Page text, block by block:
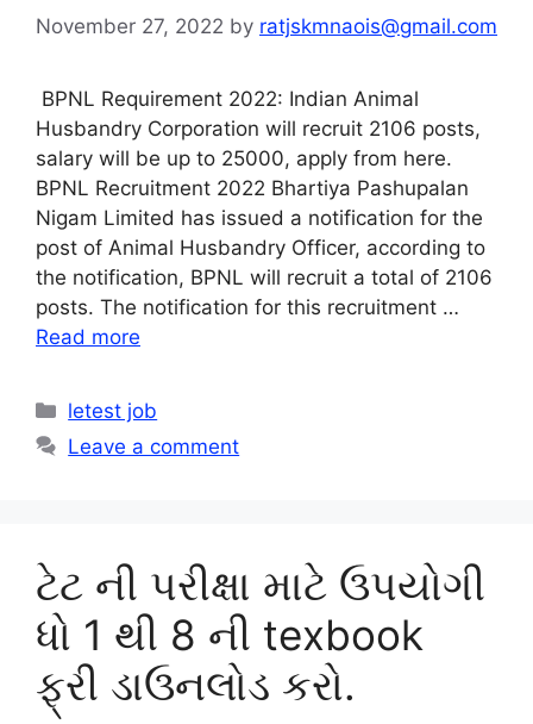
November 27, 2022 by ratjskmnaois@gmail.com
BPNL Requirement 2022: Indian Animal
Husbandry Corporation will recruit 2106 posts,
salary will be up to 25000, apply from here.
BPNL Recruitment 2022 Bhartiya Pashupalan
Nigam Limited has issued a notification for the
post of Animal Husbandry Officer, according to
the notification, BPNL will recruit a total of 2106
posts. The notification for this recruitment …
Read more
Categories
letest job
Leave a comment
ટેટ ની પરીક્ષા માટે ઉપયોગી
ધો 1 થી 8 ની texbook
ફ્રી ડાઉનલોડ કરો.